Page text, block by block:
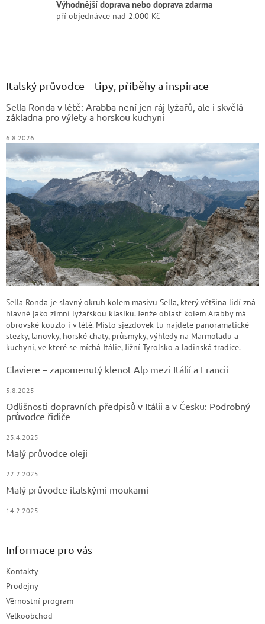
Výhodnější doprava nebo doprava zdarma
pří objednávce nad 2.000 Kč
Italský průvodce – tipy, příběhy a inspirace
Sella Ronda v létě: Arabba není jen ráj lyžařů, ale i skvělá
základna pro výlety a horskou kuchyni
6.8.2026
Sella Ronda je slavný okruh kolem masivu Sella, který většina lidí zná
hlavně jako zimní lyžařskou klasiku. Jenže oblast kolem Arabby má
obrovské kouzlo i v létě. Místo sjezdovek tu najdete panoramatické
stezky, lanovky, horské chaty, průsmyky, výhledy na Marmoladu a
kuchyni, ve které se míchá Itálie, Jižní Tyrolsko a ladinská tradice.
Claviere – zapomenutý klenot Alp mezi Itálií a Francií
5.8.2025
Odlišnosti dopravních předpisů v Itálii a v Česku: Podrobný
průvodce řidiče
25.4.2025
Malý průvodce oleji
22.2.2025
Malý průvodce italskými moukami
14.2.2025
Informace pro vás
Kontakty
Prodejny
Věrnostní program
Velkoobchod